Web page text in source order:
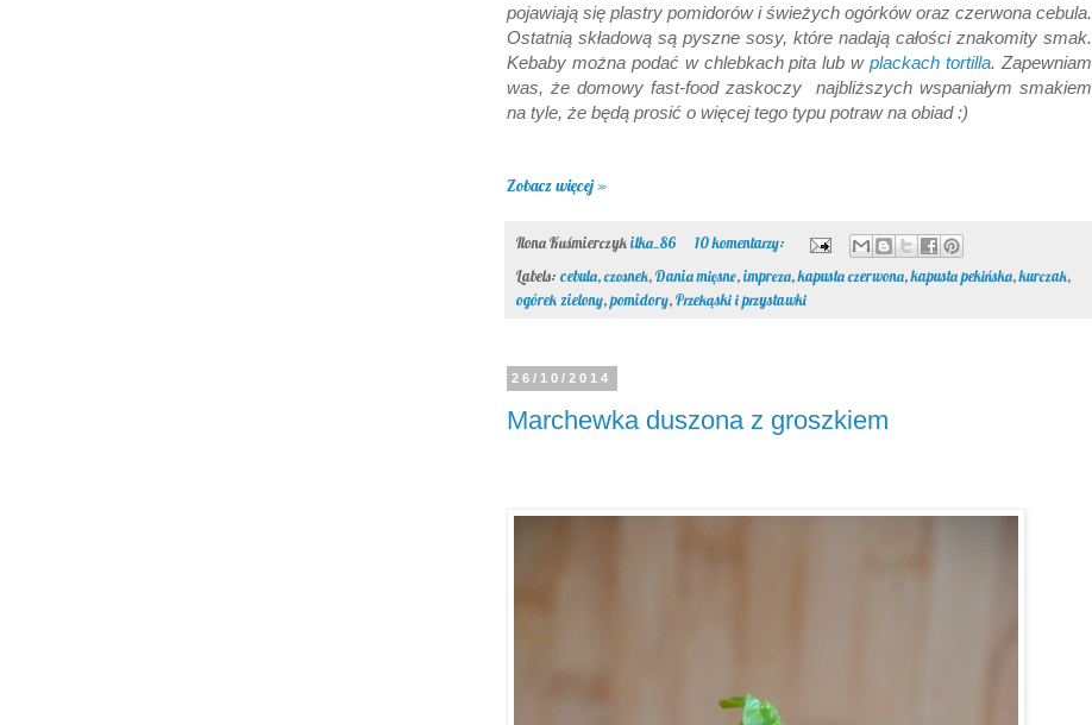
pojawiają się plastry pomidorów i świeżych ogórków oraz czerwona cebula.
Ostatnią składową są pyszne sosy, które nadają całości znakomity smak.
Kebaby można podać w chlebkach pita lub wplackach tortilla. Zapewniam
was, że domowy fast-food zaskoczy najbliższych wspaniałym smakiem
na tyle, że będą prosić o więcej tego typu potraw na obiad :)
Zobacz więcej »
Ilona Kuśmierczykilka_86
10 komentarzy:
Labels: cebula,czosnek,Dania mięsne,impreza,kapusta czerwona,kapusta pekińska,kurczak,
ogórek zielony,pomidory,Przekąski i przystawki
26/10/2014
Marchewka duszona z groszkiem